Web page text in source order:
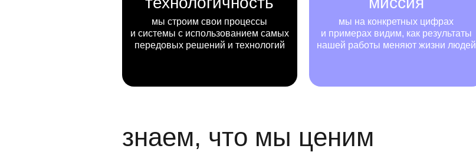
мы строим свои процессы
и системы с использованием самых
передовых решений и технологий
мы на конкретных цифрах
и примерах видим, как результаты
нашей работы меняют жизни людей
знаем, что мы ценим